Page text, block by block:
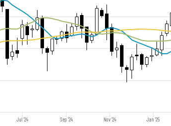
Jul '24 Jan '25
Sep '24 Nov '24